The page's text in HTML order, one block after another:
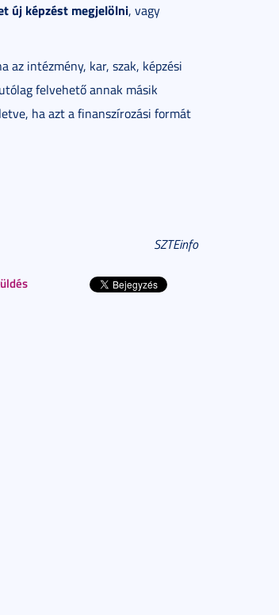
új képzést megjelölni, vagy
az intézmény, kar, szak, képzési
felvehető annak másik
ha azt a finanszírozási formát
SZTEinfo